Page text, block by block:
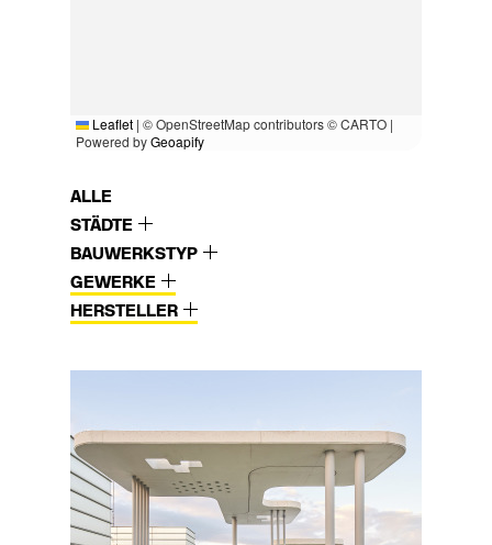
Leaflet | © OpenStreetMap contributors © CARTO |
Powered byGeoapify
ALLE
STÄDTE
BAUWERKSTYP
GEWERKE
HERSTELLER